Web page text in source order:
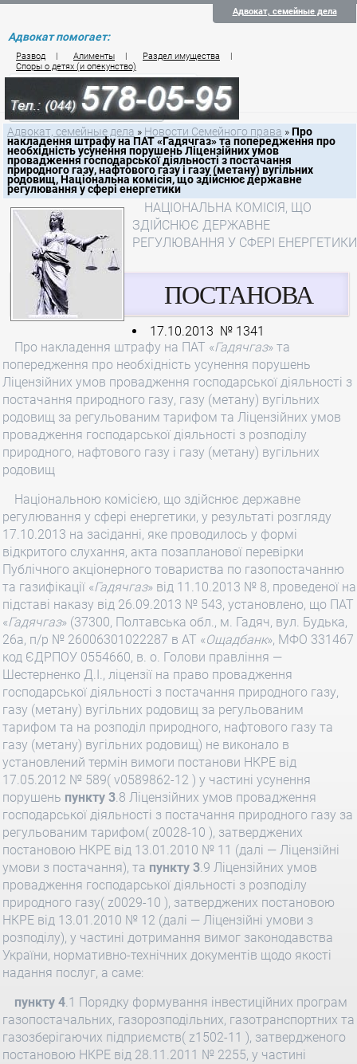
Адвокат, семейные дела
Адвокат помогает:
Развод | Алименты | Раздел имущества
|
Споры о детях (и опекунство)
Цены на услуги по семейному праву
Контакты семейного юриста
Адвокат, семейные дела » Новости Семейного права » Про
накладення штрафу на ПАТ «Гадячгаз» та попередження про
необхідність усунення порушень Ліцензійних умов
провадження господарської діяльності з постачання
природного газу, нафтового газу і газу (метану) вугільних
родовищ, Національна комісія, що здійснює державне
регулювання у сфері енергетики
НАЦІОНАЛЬНА КОМІСІЯ, ЩО
ЗДІЙСНЮЄ ДЕРЖАВНЕ
РЕГУЛЮВАННЯ У СФЕРІ ЕНЕРГЕТИКИ
ПОСТАНОВА
17.10.2013 № 1341
Про накладення штрафу на ПАТ «Гадячгаз» та
попередження про необхідність усунення порушень
Ліцензійних умов провадження господарської діяльності з
постачання природного газу, газу (метану) вугільних
родовищ за регульованим тарифом та Ліцензійних умов
провадження господарської діяльності з розподілу
природного, нафтового газу і газу (метану) вугільних
родовищ
Національною комісією, що здійснює державне
регулювання у сфері енергетики, у результаті розгляду
17.10.2013 на засіданні, яке проводилось у формі
відкритого слухання, акта позапланової перевірки
Публічного акціонерного товариства по газопостачанню
та газифікації «Гадячгаз» від 11.10.2013 № 8, проведеної на
підставі наказу від 26.09.2013 № 543, установлено, що ПАТ
«Гадячгаз» (37300, Полтавська обл., м. Гадяч, вул. Будька,
26а, п/р № 26006301022287 в АТ «Ощадбанк», МФО 331467
код ЄДРПОУ 0554660, в. о. Голови правління —
Шестерненко Д.І., ліцензії на право провадження
господарської діяльності з постачання природного газу,
газу (метану) вугільних родовищ за регульованим
тарифом та на розподіл природного, нафтового газу та
газу (метану) вугільних родовищ) не виконало в
установлений термін вимоги постанови НКРЕ від
17.05.2012 № 589( v0589862-12 ) у частині усунення
порушень пункту 3.8 Ліцензійних умов провадження
господарської діяльності з постачання природного газу за
регульованим тарифом( z0028-10 ), затверджених
постановою НКРЕ від 13.01.2010 № 11 (далі — Ліцензійні
умови з постачання), та пункту 3.9 Ліцензійних умов
провадження господарської діяльності з розподілу
природного газу( z0029-10 ), затверджених постановою
НКРЕ від 13.01.2010 № 12 (далі — Ліцензійні умови з
розподілу), у частині дотримання вимог законодавства
України, нормативно-технічних документів щодо якості
надання послуг, а саме:
пункту 4.1 Порядку формування інвестиційних програм
газопостачальних, газорозподільних, газотранспортних та
газозберігаючих підприємств( z1502-11 ), затвердженого
постановою НКРЕ від 28.11.2011 № 2255, у частині